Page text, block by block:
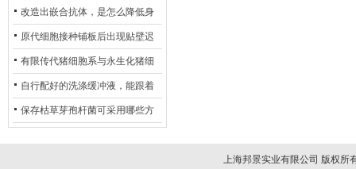
查？
的LOD与LOQ性能？
改造出嵌合抗体，是怎么降低身
体生成抗鼠抗体（HAMA）的？
原代细胞接种铺板后出现贴壁迟
缓、悬浮细胞数量偏多的现象的
主要诱因
有限传代猪细胞系与永生化猪细
胞系，二者在增殖存活周期上有
什么区别？
自行配好的洗涤缓冲液，能跟着
试剂盒原装干粉放一处储存吗？
保存枯草芽孢杆菌可采用哪些方
上海邦景实业有限公司 版权所